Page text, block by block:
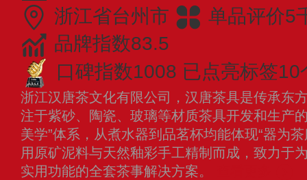
浙江省台州市
单品评价5
品牌指数83.5
口碑指数1008 已点亮标签10
浙江汉唐茶文化有限公司，汉唐茶具是传承东
注于紫砂、陶瓷、玻璃等材质茶具开发和生产
美学”体系，从煮水器到品茗杯均能体现“器为
用原矿泥料与天然釉彩手工精制而成，致力于
实用功能的全套茶事解决方案。